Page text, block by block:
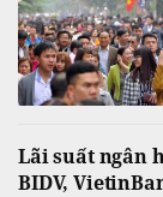
Lãi suất ngân
BIDV,